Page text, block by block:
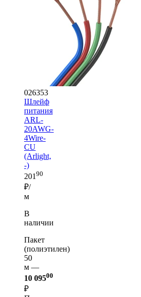
026353
Шлейф
питания
ARL-
20AWG-
4Wire-
CU
(Arlight,
-)
201 90
₽/
м
В
наличии
Пакет
(полиэтилен)
50
м —
10 09500
₽